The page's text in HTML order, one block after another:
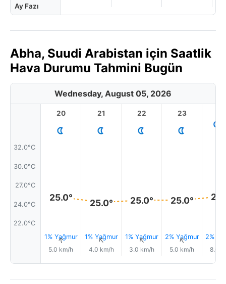
Ay Fazı
Abha, Suudi Arabistan için Saatlik
Hava Durumu Tahmini Bugün
Wednesday, August 05, 2026
32.0°C
30.0°C
27.0°C
24.0°C
22.0°C
20
25.0°
1% Yağmur
↑
5.0 km/h
21
25.0°
1% Yağmur
↑
4.0 km/h
22
25.0°
1% Yağmur
↑
3.0 km/h
23
25.0°
2% Yağmur
↑
5.0 km/h
2%
8.0